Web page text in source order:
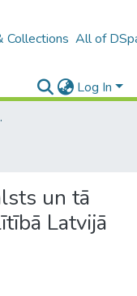
Collections All of
Log In
UL
un tā
Latvijā